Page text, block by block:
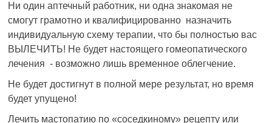
Ни один аптечный работник, ни одна знакомая не
смогут грамотно и квалифицированно назначить
индивидуальную схему терапии, что бы полностью вас
ВЫЛЕЧИТЬ! Не будет настоящего гомеопатического
лечения - возможно лишь временное облегчение.
Не будет достигнут в полной мере результат, но время
будет упущено!
Лечить мастопатию по «соседкиному» рецепту или